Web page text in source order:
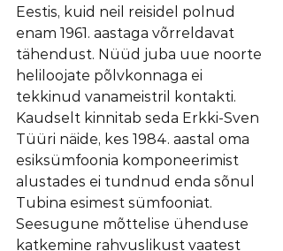
Eestis, kuid neil reisidel polnud
enam 1961. aastaga võrreldavat
tähendust. Nüüd juba uue noorte
heliloojate põlvkonnaga ei
tekkinud vanameistril kontakti.
Kaudselt kinnitab seda Erkki-Sven
Tüüri näide, kes 1984. aastal oma
esiksümfoonia komponeerimist
alustades ei tundnud enda sõnul
Tubina esimest sümfooniat.
Seesugune mõttelise ühenduse
katkemine rahvuslikust vaatest